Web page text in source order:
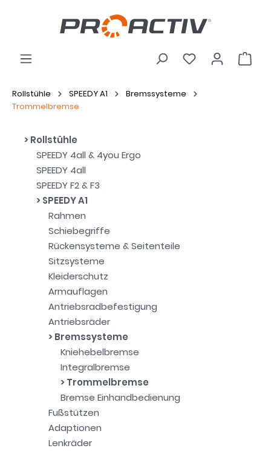
Rollstühle SPEEDY A1
Bremssysteme
Trommelbremse
Rollstühle
SPEEDY 4all & 4you Ergo
SPEEDY 4all
SPEEDY F2 & F3
SPEEDY A1
Rahmen
Schiebegriffe
Rückensysteme & Seitenteile
Sitzsysteme
Kleiderschutz
Armauflagen
Antriebsradbefestigung
Antriebsräder
Bremssysteme
Kniehebelbremse
Integralbremse
Trommelbremse
Bremse Einhandbedienung
Fußstützen
Adaptionen
Lenkräder